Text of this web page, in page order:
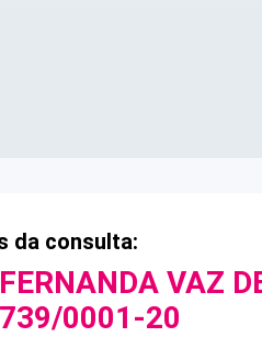
da consulta:
VAZ
0001-20